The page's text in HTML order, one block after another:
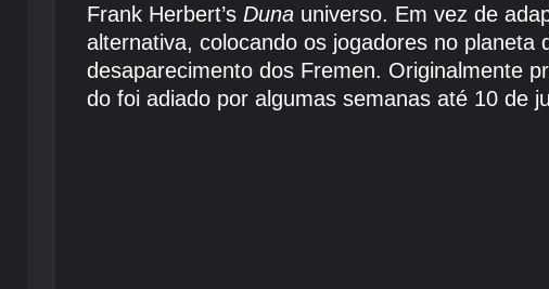
Frank Herbert’s Duna universo. Em vez de
alternativa, colocando os jogadores no
desaparecimento dos Fremen. Originalmente
do foi adiado por algumas semanas até 10 de